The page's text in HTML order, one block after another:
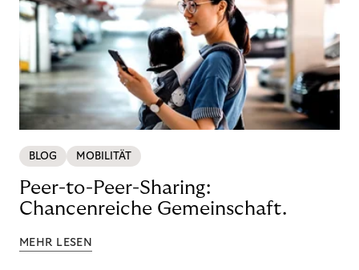
BLOG MOBILITÄT
Peer-to-Peer-Sharing:
Chancenreiche Gemeinschaft.
MEHR LESEN